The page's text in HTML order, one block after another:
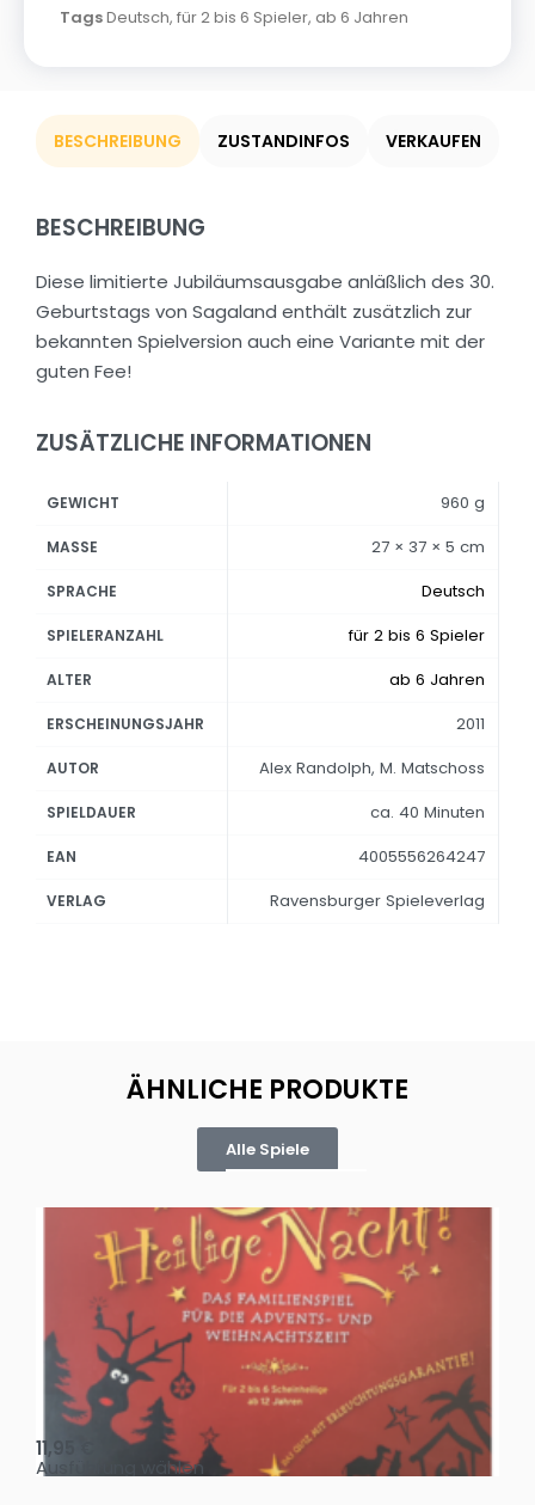
TagsDeutsch, für 2 bis 6 Spieler, ab 6 Jahren
BESCHREIBUNG ZUSTANDINFOS VERKAUFEN
BESCHREIBUNG
Diese limitierte Jubiläumsausgabe anläßlich des 30.
Geburtstags von Sagaland enthält zusätzlich zur
bekannten Spielversion auch eine Variante mit der
guten Fee!
ZUSÄTZLICHE INFORMATIONEN
GEWICHT 960 g
MASSE 27 × 37 × 5 cm
SPRACHE Deutsch
SPIELERANZAHL für 2 bis 6 Spieler
ALTER ab 6 Jahren
ERSCHEINUNGSJAHR 2011
AUTOR Alex Randolph, M. Matschoss
SPIELDAUER ca. 40 Minuten
EAN 4005556264247
VERLAG Ravensburger Spieleverlag
ÄHNLICHE PRODUKTE
Alle Spiele
Oh, heilige Nacht!
11,95
Ausführung wählen